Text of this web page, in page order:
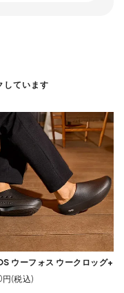
しています
ウーフォス ウークロッグ+
(税込)